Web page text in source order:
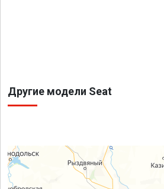
Другие модели Seat